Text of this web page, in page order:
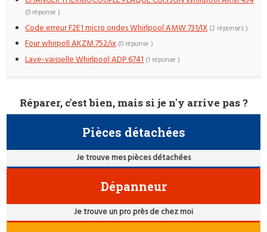
(0 réponse )
Code erreur F2E1 micro ondes Whirlpool AMW 731/IX (2 réponses )
Four whirpoll AKZM 752/ix (0 réponse )
Lave-vaisselle Whirlpool ADP 6741 (1 réponse )
Réparer, c'est bien, mais si je n'y arrive pas ?
Pièces détachées
Je trouve mes pièces détachées
Dépanneur
Je trouve un pro près de chez moi